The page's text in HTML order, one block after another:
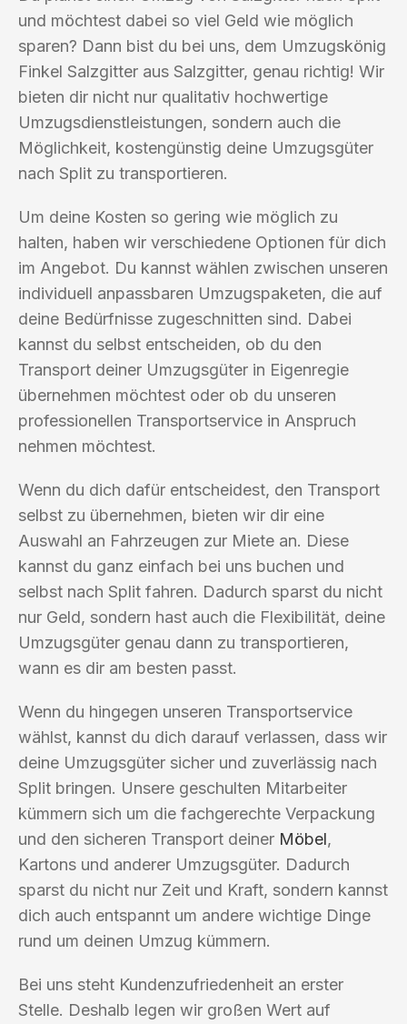
und möchtest dabei so viel Geld wie möglich
sparen? Dann bist du bei uns, dem Umzugskönig
Finkel Salzgitter aus Salzgitter, genau richtig! Wir
bieten dir nicht nur qualitativ hochwertige
Umzugsdienstleistungen, sondern auch die
Möglichkeit, kostengünstig deine Umzugsgüter
nach Split zu transportieren.
Um deine Kosten so gering wie möglich zu
halten, haben wir verschiedene Optionen für dich
im Angebot. Du kannst wählen zwischen unseren
individuell anpassbaren Umzugspaketen, die auf
deine Bedürfnisse zugeschnitten sind. Dabei
kannst du selbst entscheiden, ob du den
Transport deiner Umzugsgüter in Eigenregie
übernehmen möchtest oder ob du unseren
professionellen Transportservice in Anspruch
nehmen möchtest.
Wenn du dich dafür entscheidest, den Transport
selbst zu übernehmen, bieten wir dir eine
Auswahl an Fahrzeugen zur Miete an. Diese
kannst du ganz einfach bei uns buchen und
selbst nach Split fahren. Dadurch sparst du nicht
nur Geld, sondern hast auch die Flexibilität, deine
Umzugsgüter genau dann zu transportieren,
wann es dir am besten passt.
Wenn du hingegen unseren Transportservice
wählst, kannst du dich darauf verlassen, dass wir
deine Umzugsgüter sicher und zuverlässig nach
Split bringen. Unsere geschulten Mitarbeiter
kümmern sich um die fachgerechte Verpackung
und den sicheren Transport deiner Möbel,
Kartons und anderer Umzugsgüter. Dadurch
sparst du nicht nur Zeit und Kraft, sondern kannst
dich auch entspannt um andere wichtige Dinge
rund um deinen Umzug kümmern.
Bei uns steht Kundenzufriedenheit an erster
Stelle. Deshalb legen wir großen Wert auf